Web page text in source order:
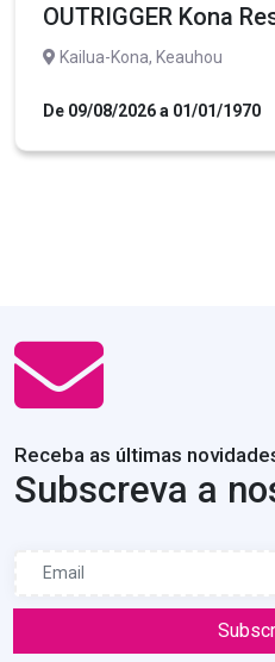
OUTRIGGER Kona
Kailua-Kona, Keauhou
De 09/08/2026 a 01/01/1970
Receba as últimas
Subscreva a